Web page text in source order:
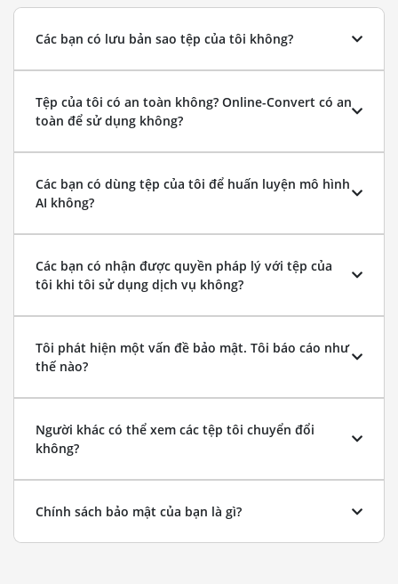
Các bạn có lưu bản sao tệp của tôi không?
Tệp của tôi có an toàn không? Online-Convert có an
toàn để sử dụng không?
Các bạn có dùng tệp của tôi để huấn luyện mô hình
AI không?
Các bạn có nhận được quyền pháp lý với tệp của
tôi khi tôi sử dụng dịch vụ không?
Tôi phát hiện một vấn đề bảo mật. Tôi báo cáo như
thế nào?
Người khác có thể xem các tệp tôi chuyển đổi
không?
Chính sách bảo mật của bạn là gì?